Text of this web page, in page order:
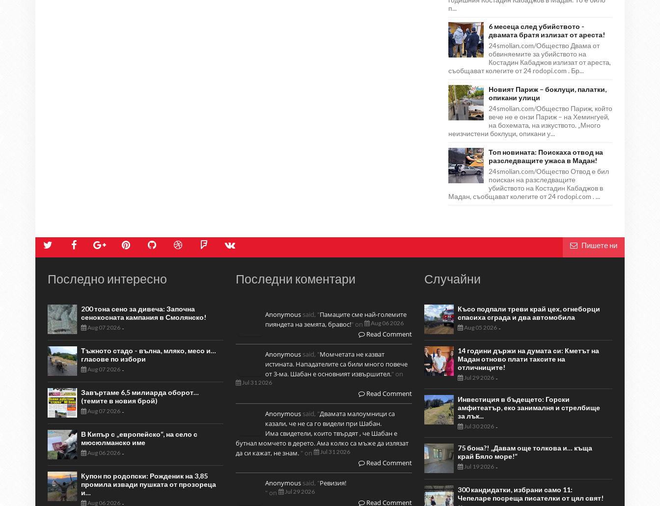
п...
6 месеца след убийството -
двамата братя излизат от ареста!
24smolian.com/Общество Двама от
обвиняемите за убийството на
Костадин Кабаджов излизат от ареста,
съобщават колегите от 24 rodopi.com . Бр...
Новият Париж – боклуци, палатки,
опикани улици
24smolian.com/Общество Париж, който
вече не е онзи Париж – на Хемингуей,
на бохемата, на изкуството. „Много
неизчистени боклуци, опикани у...
Топ новината: Поискаха отвод на
разследващите ужаса в Мадан!
24smolian.com/Общество Отвод е бил
поискан на разследващите
убийството на Костадин Кабаджов в
Мадан, съобщават колегите от 24 rodopi.com . ...
Пишете ни
Последно интересно
200 тона сено за дивеча: Започна
сенокосната кампания в Смолянско!
Aug 07 2026 -
Тъжното стадо - вълна, мляко, месо и…
гласове по избори
Aug 07 2026 -
Завъртаме 6,5 милиарда оборот…
(темите в новия брой)
Aug 07 2026 -
В Кипър с „европейско“, на село с
мюсюлманско име
Aug 06 2026 -
Купон по родопски: Рожденик на 3,85
промила извади пушката от прозореца
и…
Aug 06 2026 -
Последни коментари
Anonymous said, "Памаците сме най-големите
пияндета на земята, бравос!" on Aug 06 2026
Read Comment
Anonymous said, "Момчетата не казват
истината. Нападателите са били много повече
от 3-ма. Шабан е основният извършител." on
Jul 31 2026
Read Comment
Anonymous said, "Двамата малоумници са
казали, че не са го видели при Шабан.
Има свидетели, които твърдят , че Шабан е
бутнал момчето в дерето. Ама колко са мъже да излязат
да си кажат, не знам. " on Jul 31 2026
Read Comment
Anonymous said, "Ревизия!
" on
Jul 29 2026
Read Comment
Случайни
Късо подпали треви край цех, огнеборци
спасиха сграда и два автомобила
Aug 05 2026-
14 години държи на думата си: Кметът на
Мадан отново плати таксите на
отличниците!
Jul 29 2026-
Инвестиция в бъдещето: Горски
амфитеатър, еко занималня и стрелбище
за лък...
Jul 30 2026-
75 бона?! „Давам още толкова и… къща
край Бяло море!“
Jul 19 2026-
300 кандидатки, избрани само 11:
Чепеларе посреща писателки от цял свят!